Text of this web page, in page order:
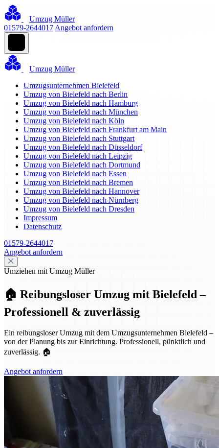
Umzug Müller
01579-2644017 Angebot anfordern
Umzug Müller
Umzugsunternehmen Bielefeld
Umzug von Bielefeld nach Berlin
Umzug von Bielefeld nach Hamburg
Umzug von Bielefeld nach München
Umzug von Bielefeld nach Köln
Umzug von Bielefeld nach Frankfurt am Main
Umzug von Bielefeld nach Stuttgart
Umzug von Bielefeld nach Düsseldorf
Umzug von Bielefeld nach Leipzig
Umzug von Bielefeld nach Dortmund
Umzug von Bielefeld nach Essen
Umzug von Bielefeld nach Bremen
Umzug von Bielefeld nach Hannover
Umzug von Bielefeld nach Nürnberg
Umzug von Bielefeld nach Dresden
Impressum
Datenschutz
01579-2644017
Angebot anfordern
Umziehen mit Umzug Müller
🏠 Reibungsloser Umzug mit Bielefeld –
Professionell & zuverlässig
Ein reibungsloser Umzug mit dem Umzugsunternehmen Bielefeld –
von der Planung bis zur Einrichtung. Professionell, pünktlich und
zuverlässig. 🏠
Angebot anfordern